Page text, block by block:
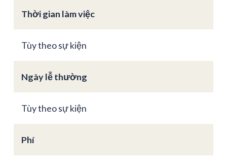
Thời gian làm việc
Tùy theo sự kiện
Ngày lễ thường
Tùy theo sự kiện
Phí